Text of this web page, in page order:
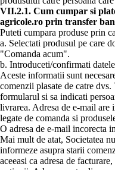
VII.2.1. Cum cumpar si
agricole.ro prin transfer
Puteti cumpara produse prin
a. Selectati produsul pe care
"Comanda acum".
b. Introduceti/confirmati
Aceste informatii sunt
comenzii plasate de catre
formularul si sa indicati
livrarea. Adresa de e-mail are
legate de comanda si
O adresa de e-mail incorecta
Mai mult de atat, Societatea
informeze asupra starii
aceeasi ca adresa de